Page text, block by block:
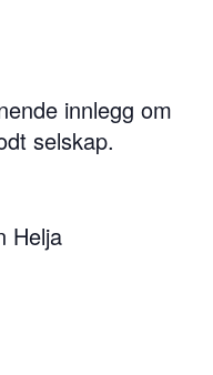
innlegg om
selskap.
Helja